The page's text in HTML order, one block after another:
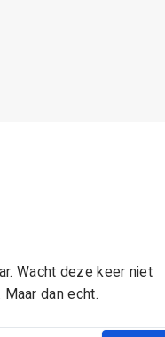
Wacht deze keer niet
dan echt.